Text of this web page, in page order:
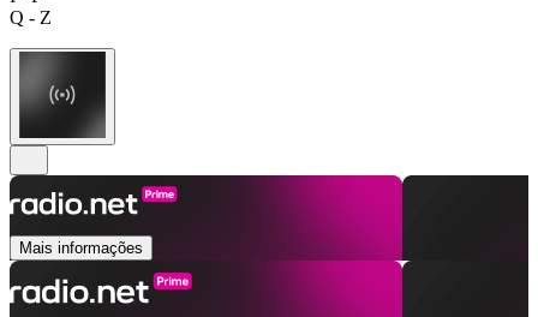
Q - Z
Mais informações